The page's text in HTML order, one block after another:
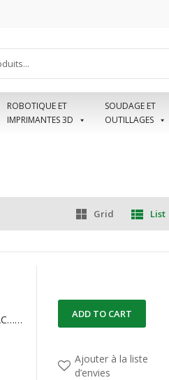
ROBOTIQUE ET
IMPRIMANTES 3D
SOUDAGE ET
OUTILLAGES
Grid List
FR10GG50V16 FUSIBLE gG Temporisé 500VAC…250VDC 16A 10X38mm FERRAZ ADD TO CART
Ajouter à la liste
d’envies